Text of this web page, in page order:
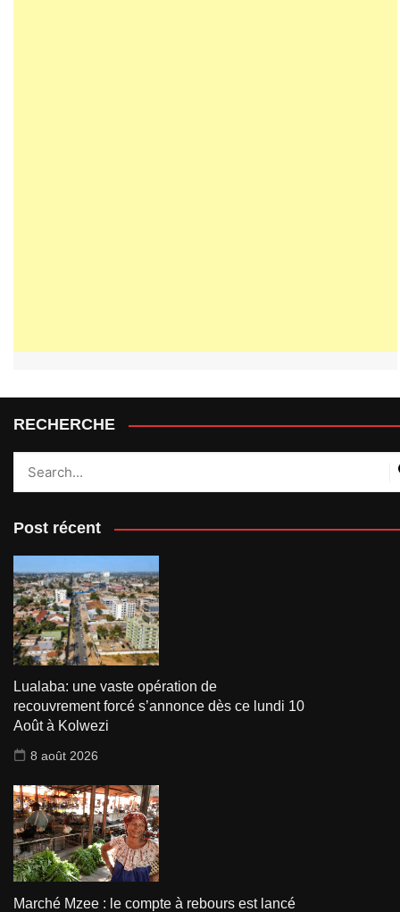
RECHERCHE
Post récent
Lualaba: une vaste opération de
recouvrement forcé s’annonce dès ce lundi 10
Août à Kolwezi
8 août 2026
Marché Mzee : le compte à rebours est lancé